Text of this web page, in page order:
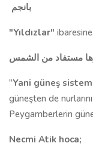
بانجم
"Yıldızlar"
"Yani güneş
güneşten de
Peygamberlerin
Necmi Atik hoca;